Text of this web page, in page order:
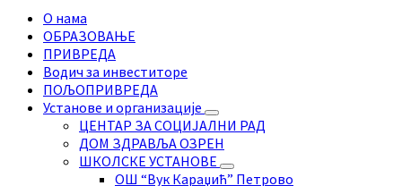
О нама
ОБРАЗОВАЊЕ
ПРИВРЕДА
Водич за инвеститоре
ПОЉОПРИВРЕДА
Установе и организације
ЦЕНТАР ЗА СОЦИЈАЛНИ РАД
ДОМ ЗДРАВЉА ОЗРЕН
ШКОЛСКЕ УСТАНОВЕ
ОШ “Вук Караџић” Петрово